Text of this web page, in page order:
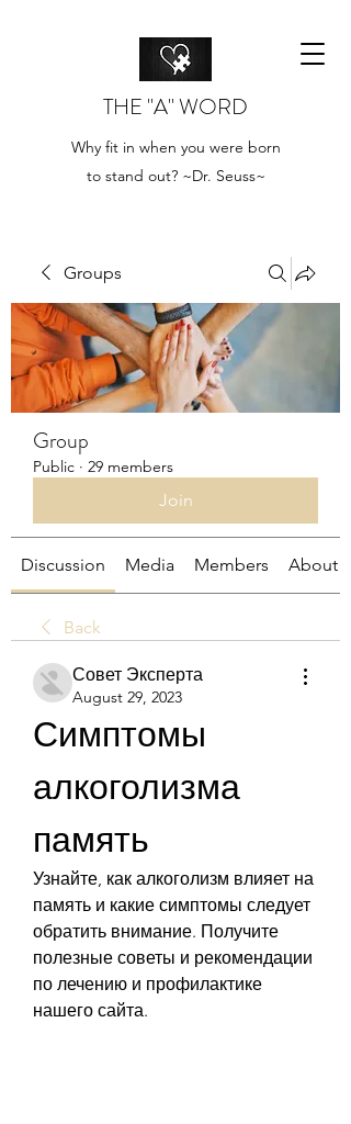
THE "A" WORD
Why fit in when you were born
to stand out? ~Dr. Seuss~
Groups
Group
Public · 29 members
Join
Discussion Media Members About
Back
Совет Эксперта
August 29, 2023
Симптомы
алкоголизма
память
Узнайте, как алкоголизм влияет на
память и какие симптомы следует
обратить внимание. Получите
полезные советы и рекомендации
по лечению и профилактике
нашего сайта.